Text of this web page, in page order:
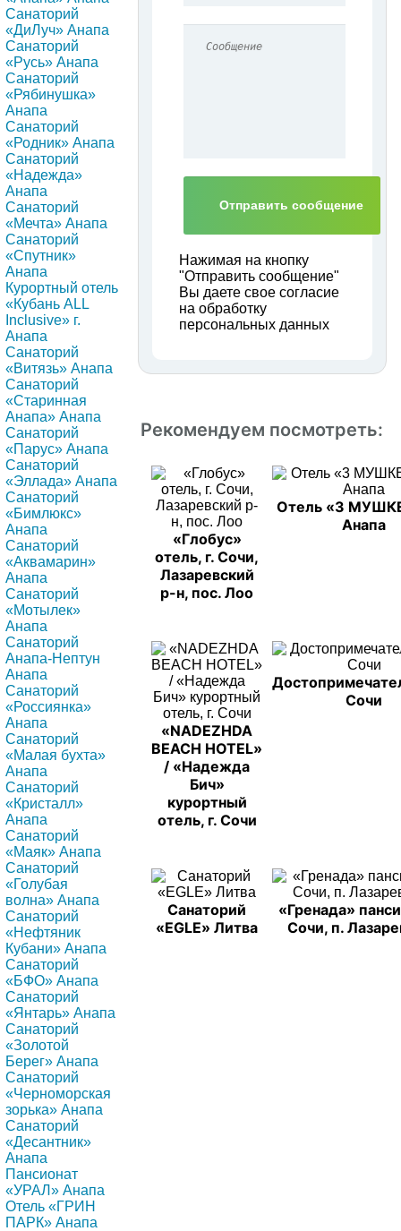
Санаторий
«ДиЛуч» Анапа
Санаторий
«Русь» Анапа
Санаторий
«Рябинушка»
Анапа
Санаторий
«Родник» Анапа
Санаторий
«Надежда»
Анапа
Санаторий
«Мечта» Анапа
Санаторий
«Спутник»
Анапа
Курортный отель
«Кубань ALL
Inclusive» г.
Анапа
Санаторий
«Витязь» Анапа
Санаторий
«Старинная
Анапа» Анапа
Санаторий
«Парус» Анапа
Санаторий
«Эллада» Анапа
Санаторий
«Бимлюкс»
Анапа
Санаторий
«Аквамарин»
Анапа
Санаторий
«Мотылек»
Анапа
Санаторий
Анапа-Нептун
Анапа
Санаторий
«Россиянка»
Анапа
Санаторий
«Малая бухта»
Анапа
Санаторий
«Кристалл»
Анапа
Санаторий
«Маяк» Анапа
Санаторий
«Голубая
волна» Анапа
Санаторий
«Нефтяник
Кубани» Анапа
Санаторий
«БФО» Анапа
Санаторий
«Янтарь» Анапа
Санаторий
«Золотой
Берег» Анапа
Санаторий
«Черноморская
зорька» Анапа
Санаторий
«Десантник»
Анапа
Пансионат
«УРАЛ» Анапа
Отель «ГРИН
ПАРК» Анапа
Нажимая на кнопку
"Отправить сообщение"
Вы даете свое согласие
на обработку
персональных данных
Рекомендуем посмотреть:
«Глобус»
отель, г. Сочи,
Лазаревский
р-н, пос. Лоо
Отель «3
Анапа
«NADEZHDA
BEACH HOTEL»
/ «Надежда
Бич»
курортный
отель, г. Сочи
Сочи
Санаторий
«EGLE» Литва
«Гренада»
Сочи, п.